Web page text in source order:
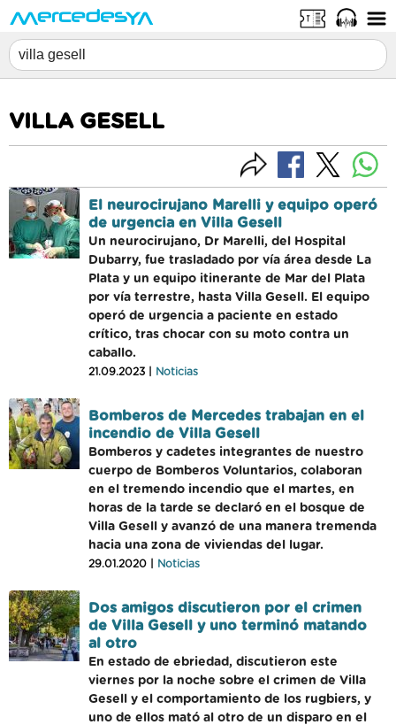
VILLA GESELL
El neurocirujano Marelli y equipo operó
de urgencia en Villa Gesell
Un neurocirujano, Dr Marelli, del Hospital
Dubarry, fue trasladado por vía área desde La
Plata y un equipo itinerante de Mar del Plata
por vía terrestre, hasta Villa Gesell. El equipo
operó de urgencia a paciente en estado
crítico, tras chocar con su moto contra un
caballo.
21.09.2023 | Noticias
Bomberos de Mercedes trabajan en el
incendio de Villa Gesell
Bomberos y cadetes integrantes de nuestro
cuerpo de Bomberos Voluntarios, colaboran
en el tremendo incendio que el martes, en
horas de la tarde se declaró en el bosque de
Villa Gesell y avanzó de una manera tremenda
hacia una zona de viviendas del lugar.
29.01.2020 | Noticias
Dos amigos discutieron por el crimen
de Villa Gesell y uno terminó matando
al otro
En estado de ebriedad, discutieron este
viernes por la noche sobre el crimen de Villa
Gesell y el comportamiento de los rugbiers, y
uno de ellos mató al otro de un disparo en el